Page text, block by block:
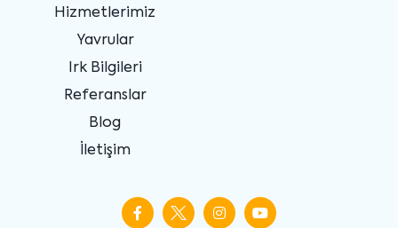
Hizmetlerimiz
Yavrular
Irk Bilgileri
Referanslar
Blog
İletişim